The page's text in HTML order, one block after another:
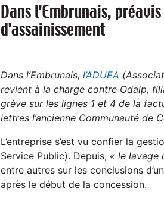
Dans l'Embrunais,
d'assainissement
Dans l’Embrunais, l’ADUEA
revient à la charge contre Odalp,
grève sur les lignes 1 et 4 de la
lettres l’ancienne Communauté de
L’entreprise s’est vu confier la
Service Public). Depuis, « le lavage
entre autres sur les conclusions
après le début de la concession.